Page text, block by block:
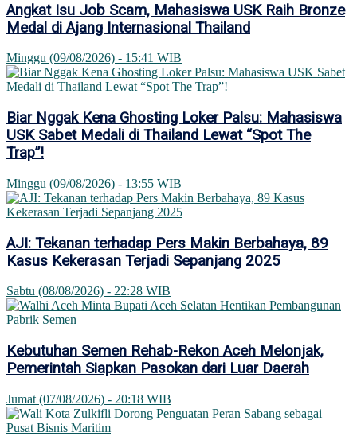
Angkat Isu Job Scam, Mahasiswa USK Raih Bronze
Medal di Ajang Internasional Thailand
Minggu (09/08/2026) - 15:41 WIB
Biar Nggak Kena Ghosting Loker Palsu: Mahasiswa
USK Sabet Medali di Thailand Lewat “Spot The
Trap”!
Minggu (09/08/2026) - 13:55 WIB
AJI: Tekanan terhadap Pers Makin Berbahaya, 89
Kasus Kekerasan Terjadi Sepanjang 2025
Sabtu (08/08/2026) - 22:28 WIB
Kebutuhan Semen Rehab-Rekon Aceh Melonjak,
Pemerintah Siapkan Pasokan dari Luar Daerah
Jumat (07/08/2026) - 20:18 WIB